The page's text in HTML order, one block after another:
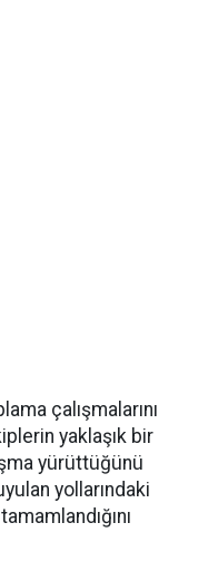
çalışmalarını
yaklaşık bir
yürüttüğünü
yollarındaki